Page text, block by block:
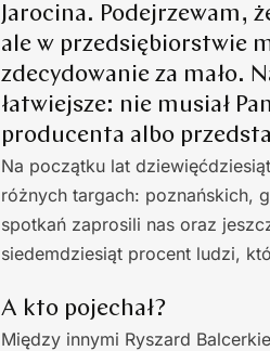
Jarocina. Podejrzewam,
ale w przedsiębiorstwie
zdecydowanie za mało.
łatwiejsze: nie musiał
producenta albo
Na początku lat
różnych targach: poznańskich,
spotkań zaprosili nas oraz
siedemdziesiąt procent ludzi,
A kto pojechał?
Między innymi Ryszard